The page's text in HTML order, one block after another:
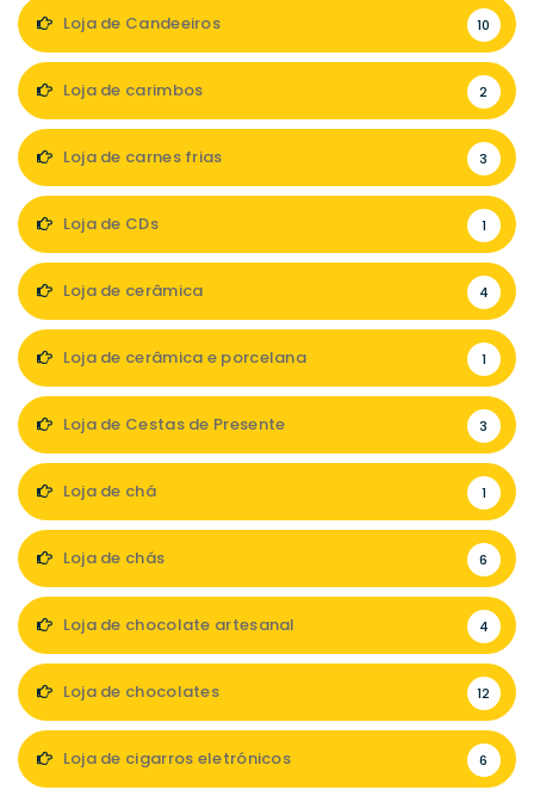
Loja de Candeeiros 10
Loja de carimbos 2
Loja de carnes frias 3
Loja de CDs 1
Loja de cerâmica 4
Loja de cerâmica e porcelana 1
Loja de Cestas de Presente 3
Loja de chá 1
Loja de chás 6
Loja de chocolate artesanal 4
Loja de chocolates 12
Loja de cigarros eletrónicos 6